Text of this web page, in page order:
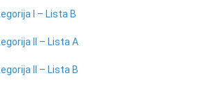
I – Lista B
II – Lista A
II – Lista B